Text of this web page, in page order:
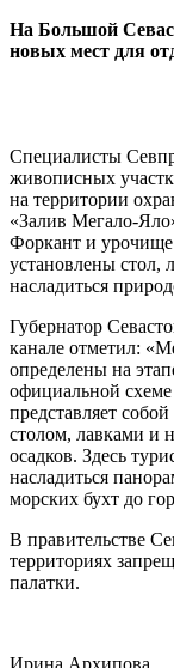
На Большой
новых мест для
Специалисты
живописных
на территории
«Залив Мегало-
Форкант и
установлены стол,
насладиться
Губернатор
канале отметил:
определены на
официальной
представляет
столом, лавками и
осадков. Здесь
насладиться
морских бухт до
В правительстве
территориях
палатки.
Ирина Архипова